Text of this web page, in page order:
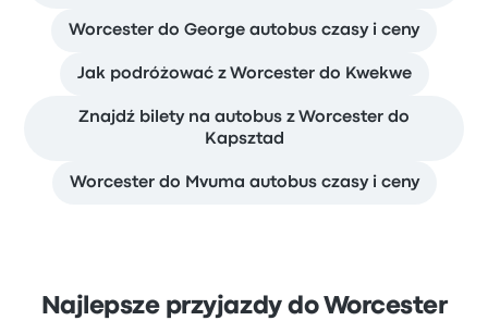
Worcester do George autobus czasy i ceny
Jak podróżować z Worcester do Kwekwe
Znajdź bilety na autobus z Worcester do
Kapsztad
Worcester do Mvuma autobus czasy i ceny
Najlepsze przyjazdy do Worcester